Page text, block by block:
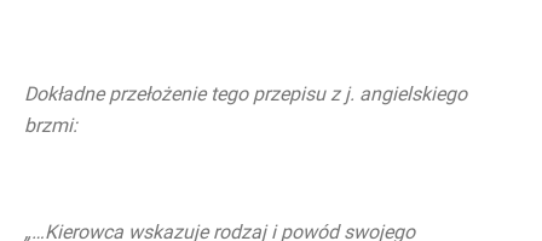
Dokładne przełożenie tego przepisu z j. angielskiego
brzmi:
„…Kierowca wskazuje rodzaj i powód swojego